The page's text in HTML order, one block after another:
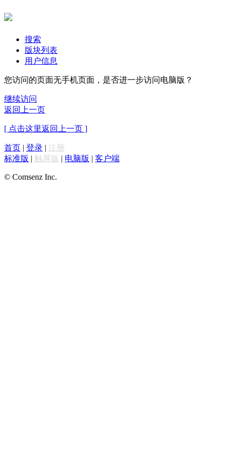
搜索
版块列表
用户信息
您访问的页面无手机页面，是否进一步访问电脑版？
继续访问
返回上一页
[ 点击这里返回上一页 ]
首页 | 登录 | 注册
标准版 | 触屏版 | 电脑版 | 客户端
© Comsenz Inc.